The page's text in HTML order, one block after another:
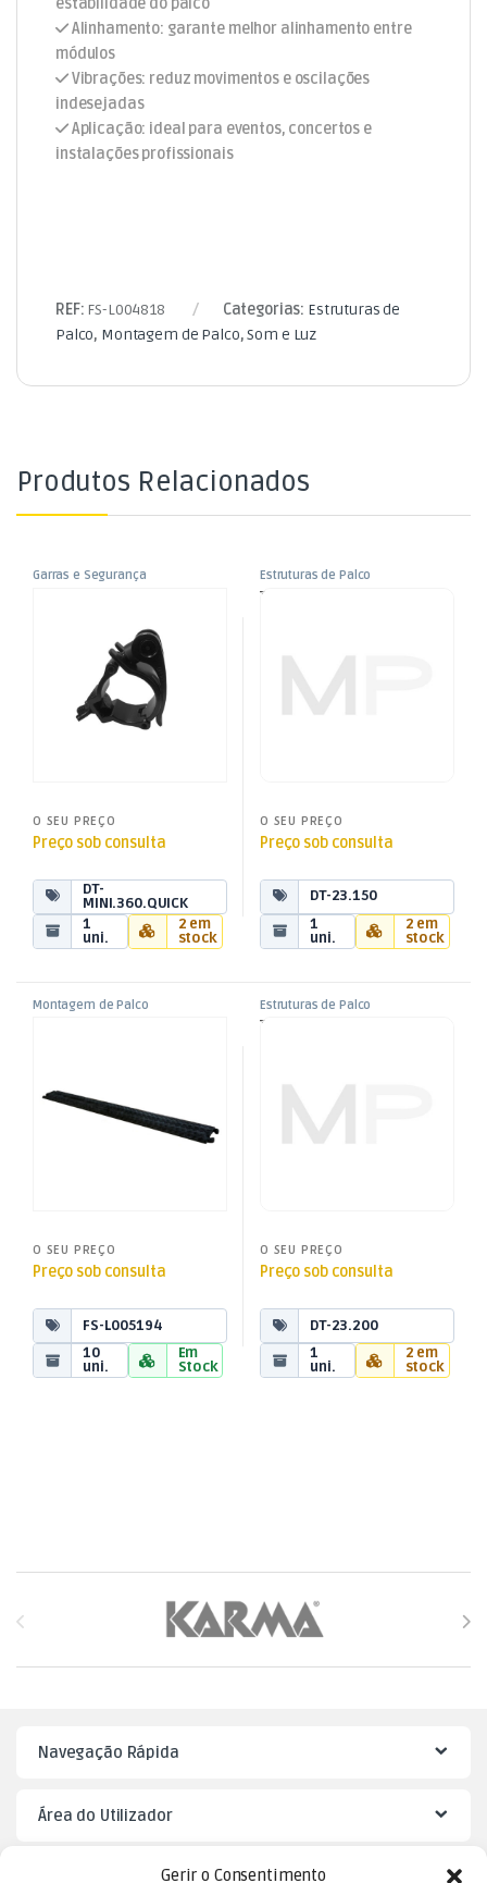
Gerir o Consentimento
Alinhamento: garante melhor alinhamento entre
módulos
Vibrações: reduz movimentos e oscilações
indesejadas
Aplicação: ideal para eventos, concertos e
instalações profissionais
REF: FS-L004818 Categorias: Estruturas de
Palco, Montagem de Palco,Som e Luz
Produtos Relacionados
Garras e Segurança
O SEU PREÇO
Preço sob consulta
DT-
MINI.360.QUICK
1
uni.
2 em
stock
Estruturas de Palco
Montagem de Palco
Truss Triangular Tubo
O SEU PREÇO
Preço sob consulta
DT-23.150
1
uni.
2 em
stock
Montagem de Palco
O SEU PREÇO
Preço sob consulta
FS-L005194
10
uni.
Em
Stock
Estruturas de Palco
Truss Triangular Tubo
O SEU PREÇO
Preço sob consulta
DT-23.200
1
uni.
2 em
stock
Brands Carousel
Navegação Rápida
Área do Utilizador